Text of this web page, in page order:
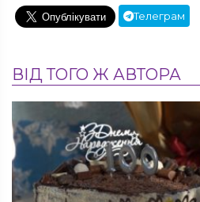
Телеграм
ВІД ТОГО Ж АВТОРА